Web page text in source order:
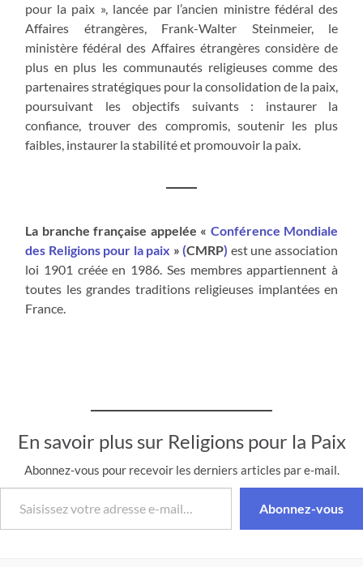
pour la paix », lancée par l’ancien ministre fédéral des
Affaires étrangères, Frank-Walter Steinmeier, le
ministère fédéral des Affaires étrangères considère de
plus en plus les communautés religieuses comme des
partenaires stratégiques pour la consolidation de la paix,
poursuivant les objectifs suivants : instaurer la
confiance, trouver des compromis, soutenir les plus
faibles, instaurer la stabilité et promouvoir la paix.
La branche française appelée « Conférence Mondiale
des Religions pour la paix » (CMRP) est une association
loi 1901 créée en 1986. Ses membres appartiennent à
toutes les grandes traditions religieuses implantées en
France.
En savoir plus sur Religions pour la Paix
Abonnez-vous pour recevoir les derniers articles par e-mail.
Saisissez votre adresse e-mail…
Abonnez-vous